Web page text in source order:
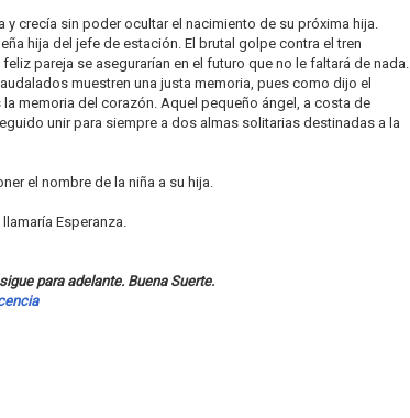
y crecía sin poder ocultar el nacimiento de su próxima hija.
hija del jefe de estación. El brutal golpe contra el tren
pareja se asegurarían en el futuro que no le faltará de nada.
muestren una justa memoria, pues como dijo el
memoria del corazón. Aquel pequeño ángel, a costa de
unir para siempre a dos almas solitarias destinadas a la
el nombre de la niña a su hija.
Esperanza.
para adelante. Buena Suerte.